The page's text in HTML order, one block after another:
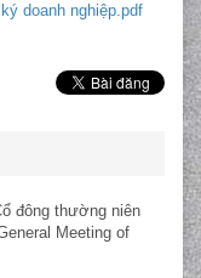
doanh nghiệp.pdf
đông thường niên
Meeting of